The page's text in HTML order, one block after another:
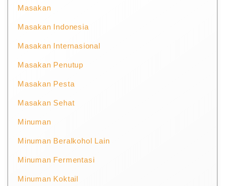
Masakan
Masakan Indonesia
Masakan Internasional
Masakan Penutup
Masakan Pesta
Masakan Sehat
Minuman
Minuman Beralkohol Lain
Minuman Fermentasi
Minuman Koktail